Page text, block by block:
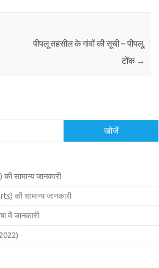
पीपलू तहसील के गांवों की सूची – पीपलू,
टोंक →
खोजें
सामान्य जानकारी
की सामान्य जानकारी
में जानकारी